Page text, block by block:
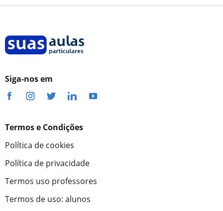
Siga-nos em
Termos e Condições
Política de cookies
Política de privacidade
Termos uso professores
Termos de uso: alunos